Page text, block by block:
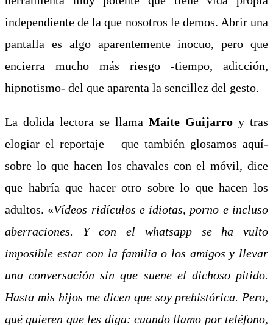
independiente de la que nosotros le demos. Abrir una
pantalla es algo aparentemente inocuo, pero que
encierra mucho más riesgo -tiempo, adicción,
hipnotismo- del que aparenta la sencillez del gesto.
La dolida lectora se llama Maite Guijarro y tras
elogiar el reportaje – que también glosamos aquí-
sobre lo que hacen los chavales con el móvil, dice
que habría que hacer otro sobre lo que hacen los
adultos. «Vídeos ridículos e idiotas, porno e incluso
aberraciones. Y con el whatsapp se ha vulto
imposible estar con la familia o los amigos y llevar
una conversación sin que suene el dichoso pitido.
Hasta mis hijos me dicen que soy prehistórica. Pero,
qué quieren que les diga: cuando llamo por teléfono,